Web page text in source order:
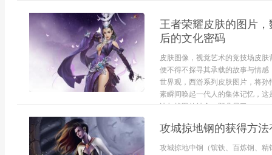
王者荣耀皮肤的图片
后的文化密码
皮肤图像，视觉艺术的竞技场皮
便不得不探寻其承载的故事与情
世界观，西游系列皮肤图片，将
素瞬间唤起一代人的集体记忆，
冰与战甲的结合，既凸显了...
攻城掠地钢的获得方
攻城掠地中钢（镔铁、百炼钢、